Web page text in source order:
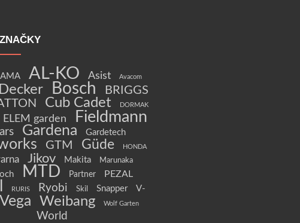
AL-KO Asist Avacom
Bosch
BRIGGS
Cub Cadet DORMAK
ELEM garden Fieldmann
Gardena Gardetech
GTM Güde HONDA
Jikov Makita Marunaka
MTD Partner PEZAL
RURIS Ryobi Skil Snapper
V-
Vega Weibang Wolf Garten
World